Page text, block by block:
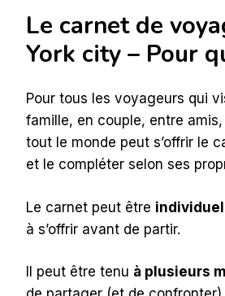
Le carnet de
York city – Pour
Pour tous les voyageurs qui
famille, en couple, entre
tout le monde peut s’offrir le
et le compléter selon ses
Le carnet peut être individuel
à s’offrir avant de partir.
Il peut être tenu à plusieurs